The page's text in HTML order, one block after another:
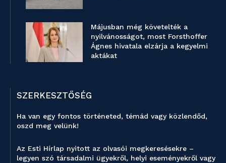
Májusban még követelték a
nyilvánosságot, most Forsthoffer
Ágnes hivatala elzárja a kegyelmi
aktákat
SZERKESZTŐSÉG
Ha van egy fontos történeted, témád vagy közlendőd,
oszd meg velünk!
Az Esti Hírlap nyitott az olvasói megkeresésekre –
legyen szó társadalmi ügyekről, helyi eseményekről vagy